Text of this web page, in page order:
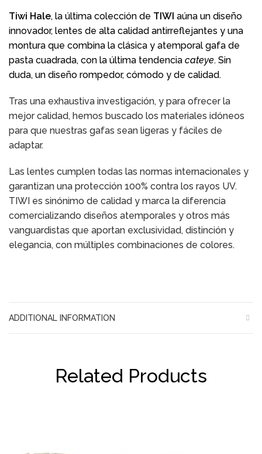
Tiwi Hale, la última colección de TIWI aúna un diseño
innovador, lentes de alta calidad antirreflejantes y una
montura que combina la clásica y atemporal gafa de
pasta cuadrada, con la última tendencia cateye. Sin
duda, un diseño rompedor, cómodo y de calidad.
Tras una exhaustiva investigación, y para ofrecer la
mejor calidad, hemos buscado los materiales idóneos
para que nuestras gafas sean ligeras y fáciles de
adaptar.
Las lentes cumplen todas las normas internacionales y
garantizan una protección 100% contra los rayos UV.
TIWI es sinónimo de calidad y marca la diferencia
comercializando diseños atemporales y otros más
vanguardistas que aportan exclusividad, distinción y
elegancia, con múltiples combinaciones de colores.
ADDITIONAL INFORMATION
Related Products